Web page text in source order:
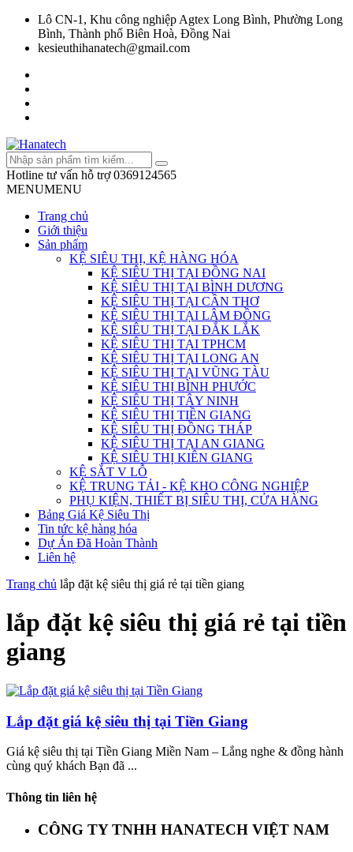
Lô CN-1, Khu công nghiệp Agtex Long Bình, Phường Long
Bình, Thành phố Biên Hoà, Đồng Nai
kesieuthihanatech@gmail.com
Hotline tư vấn hỗ trợ 0369124565
MENUMENU
Trang chủ
Giới thiệu
Sản phẩm
KỆ SIÊU THỊ, KỆ HÀNG HÓA
KỆ SIÊU THỊ TẠI ĐỒNG NAI
KỆ SIÊU THỊ TẠI BÌNH DƯƠNG
KỆ SIÊU THỊ TẠI CẦN THƠ
KỆ SIÊU THỊ TẠI LÂM ĐỒNG
KỆ SIÊU THỊ TẠI ĐẮK LẮK
KỆ SIÊU THỊ TẠI TPHCM
KỆ SIÊU THỊ TẠI LONG AN
KỆ SIÊU THỊ TẠI VŨNG TÀU
KỆ SIÊU THỊ BÌNH PHƯỚC
KỆ SIÊU THỊ TÂY NINH
KỆ SIÊU THỊ TIỀN GIANG
KỆ SIÊU THỊ ĐỒNG THÁP
KỆ SIÊU THỊ TẠI AN GIANG
KỆ SIÊU THỊ KIÊN GIANG
KỆ SẮT V LỖ
KỆ TRUNG TẢI - KỆ KHO CÔNG NGHIỆP
PHỤ KIỆN, THIẾT BỊ SIÊU THỊ, CỬA HÀNG
Bảng Giá Kệ Siêu Thị
Tin tức kệ hàng hóa
Dự Án Đã Hoàn Thành
Liên hệ
Trang chủ lắp đặt kệ siêu thị giá rẻ tại tiền giang
lắp đặt kệ siêu thị giá rẻ tại tiền
giang
Lắp đặt giá kệ siêu thị tại Tiền Giang
Giá kệ siêu thị tại Tiền Giang Miền Nam – Lắng nghe & đồng hành
cùng quý khách Bạn đã ...
Thông tin liên hệ
CÔNG TY TNHH HANATECH VIỆT NAM